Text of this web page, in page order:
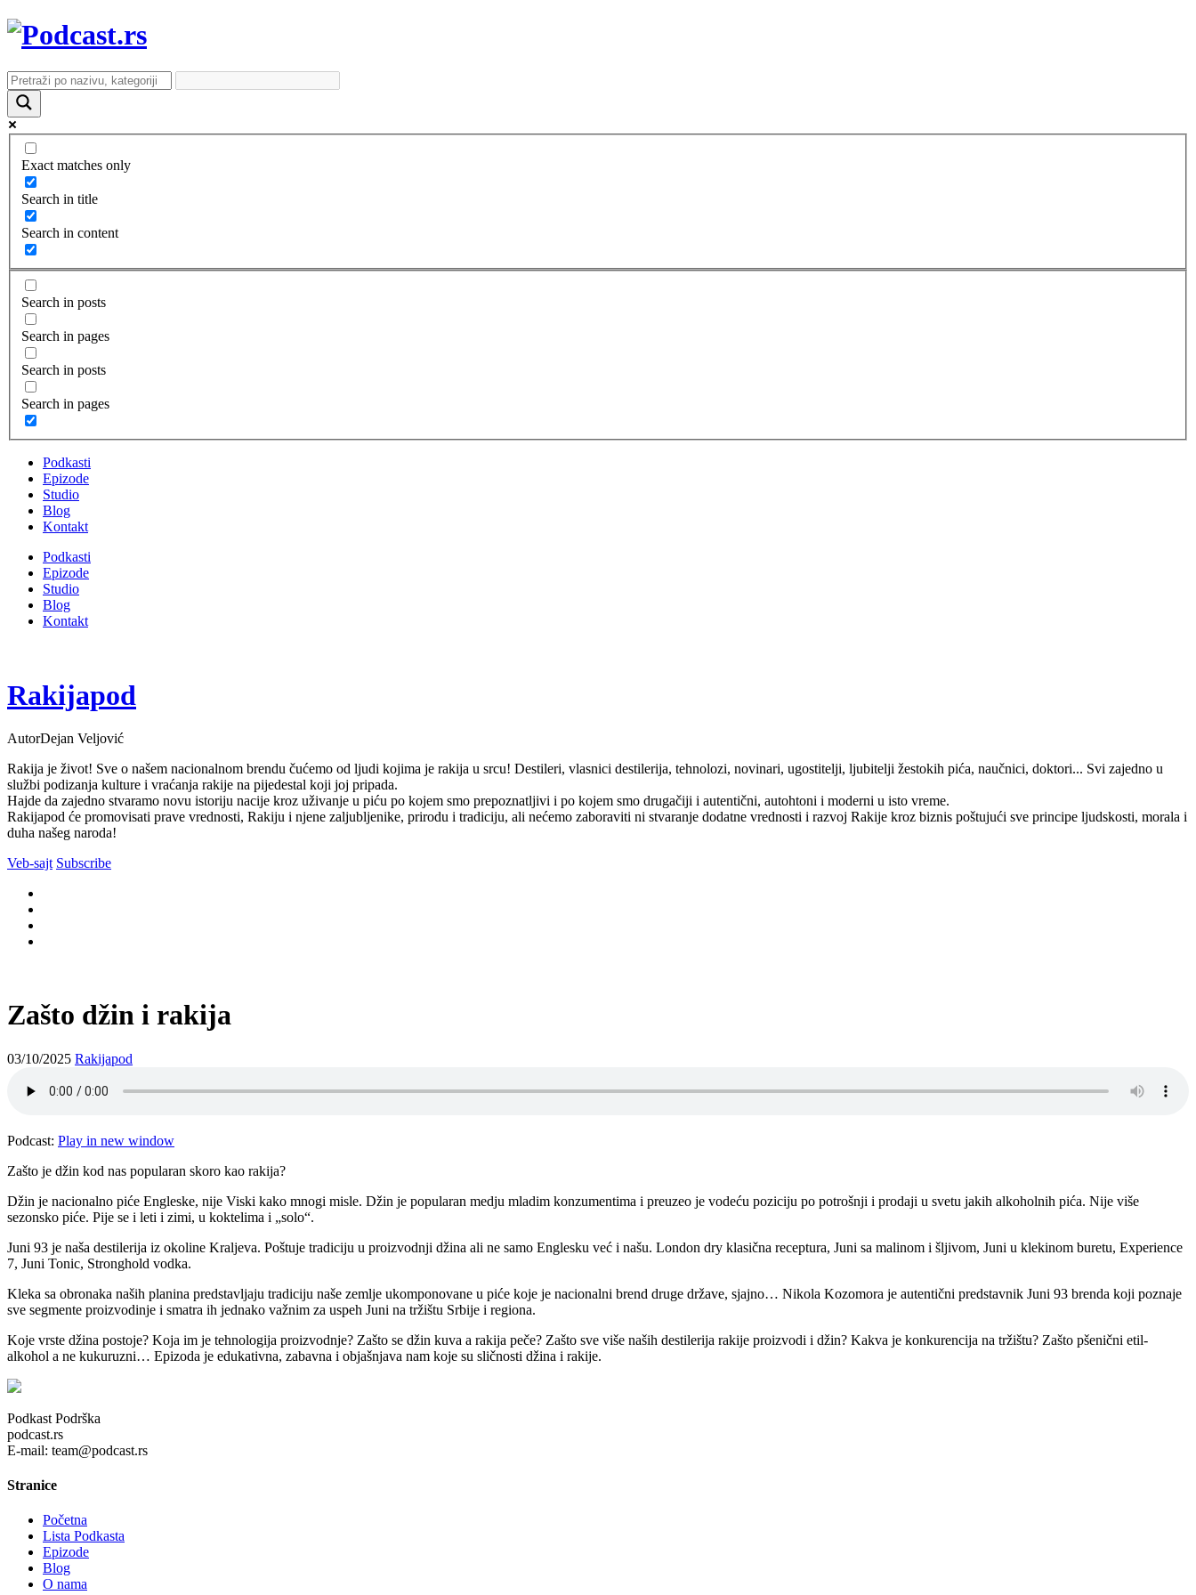
Exact matches only
Search in title
Search in content
Search in posts
Search in pages
Search in posts
Search in pages
Podkasti
Epizode
Studio
Blog
Kontakt
Podkasti
Epizode
Studio
Blog
Kontakt
Rakijapod
AutorDejan Veljović
Rakija je život! Sve o našem nacionalnom brendu čućemo od ljudi kojima je rakija u srcu! Destileri, vlasnici destilerija, tehnolozi, novinari, ugostitelji, ljubitelji žestokih pića, naučnici, doktori... Svi zajedno u
službi podizanja kulture i vraćanja rakije na pijedestal koji joj pripada.
Hajde da zajedno stvaramo novu istoriju nacije kroz uživanje u piću po kojem smo prepoznatljivi i po kojem smo drugačiji i autentični, autohtoni i moderni u isto vreme.
Rakijapod će promovisati prave vrednosti, Rakiju i njene zaljubljenike, prirodu i tradiciju, ali nećemo zaboraviti ni stvaranje dodatne vrednosti i razvoj Rakije kroz biznis poštujući sve principe ljudskosti, morala i
duha našeg naroda!
Veb-sajt Subscribe
Zašto džin i rakija
03/10/2025 Rakijapod
Podcast: Play in new window
Zašto je džin kod nas popularan skoro kao rakija?
Džin je nacionalno piće Engleske, nije Viski kako mnogi misle. Džin je popularan medju mladim konzumentima i preuzeo je vodeću poziciju po potrošnji i prodaji u svetu jakih alkoholnih pića. Nije više
sezonsko piće. Pije se i leti i zimi, u koktelima i „solo“.
Juni 93 je naša destilerija iz okoline Kraljeva. Poštuje tradiciju u proizvodnji džina ali ne samo Englesku već i našu. London dry klasična receptura, Juni sa malinom i šljivom, Juni u klekinom buretu, Experience
7, Juni Tonic, Stronghold vodka.
Kleka sa obronaka naših planina predstavljaju tradiciju naše zemlje ukomponovane u piće koje je nacionalni brend druge države, sjajno… Nikola Kozomora je autentični predstavnik Juni 93 brenda koji poznaje
sve segmente proizvodinje i smatra ih jednako važnim za uspeh Juni na tržištu Srbije i regiona.
Koje vrste džina postoje? Koja im je tehnologija proizvodnje? Zašto se džin kuva a rakija peče? Zašto sve više naših destilerija rakije proizvodi i džin? Kakva je konkurencija na tržištu? Zašto pšenični etil-
alkohol a ne kukuruzni… Epizoda je edukativna, zabavna i objašnjava nam koje su sličnosti džina i rakije.
Podkast Podrška
podcast.rs
E-mail: team@podcast.rs
Stranice
Početna
Lista Podkasta
Epizode
Blog
O nama